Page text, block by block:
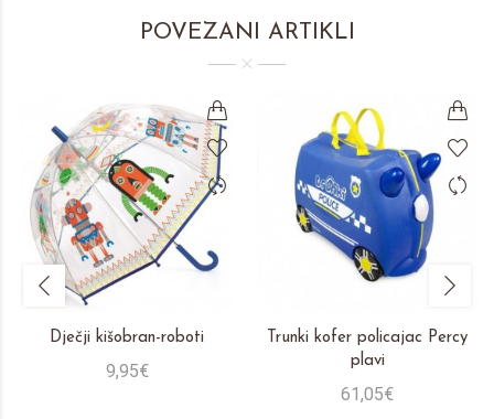
POVEZANI ARTIKLI
Dječji kišobran-roboti
9,95€
Trunki kofer policajac Percy
plavi
61,05€